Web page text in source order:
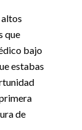
altos
que
bajo
estabas
de